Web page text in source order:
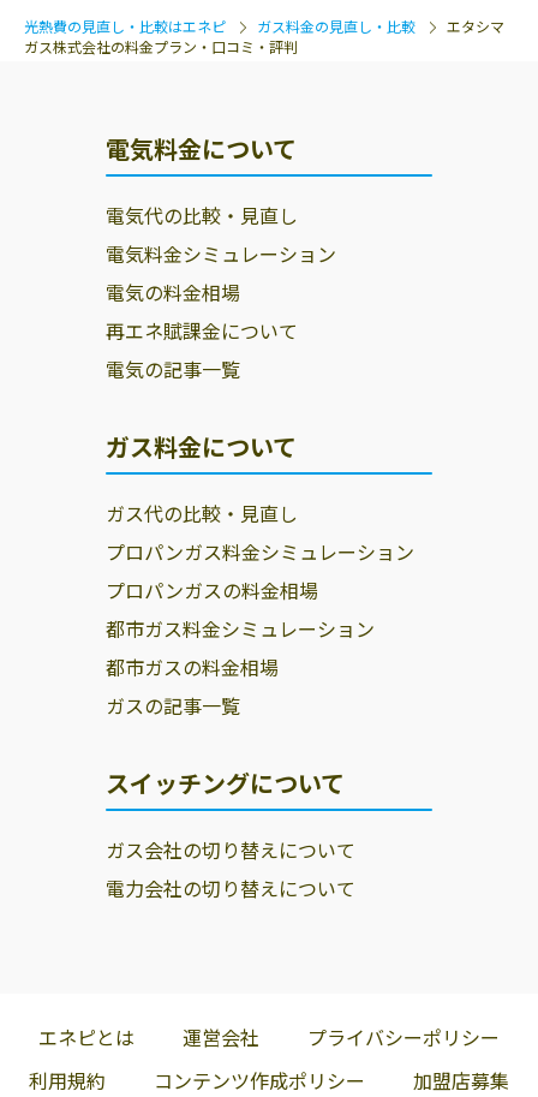
光熱費の見直し・比較はエネピ ガス料金の見直し・比較
エタシマ
ガス株式会社の料金プラン・口コミ・評判
電気料金について
電気代の比較・見直し
電気料金シミュレーション
電気の料金相場
再エネ賦課金について
電気の記事一覧
ガス料金について
ガス代の比較・見直し
プロパンガス料金シミュレーション
プロパンガスの料金相場
都市ガス料金シミュレーション
都市ガスの料金相場
ガスの記事一覧
スイッチングについて
ガス会社の切り替えについて
電力会社の切り替えについて
エネピとは 運営会社
プライバシーポリシー
利用規約
コンテンツ作成ポリシー 加盟店募集